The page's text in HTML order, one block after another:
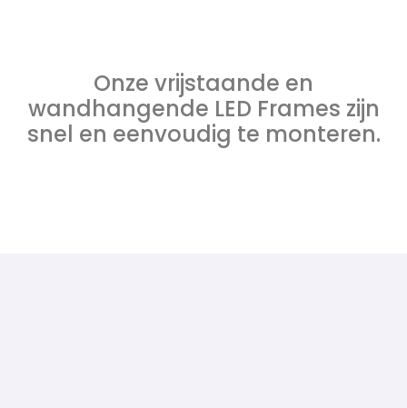
Onze vrijstaande en
wandhangende LED Frames zijn
snel en eenvoudig te monteren.